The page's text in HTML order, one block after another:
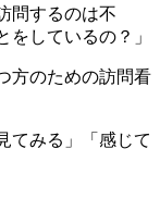
問するのは不
しているの？」
方のための訪問看
てみる」「感じて